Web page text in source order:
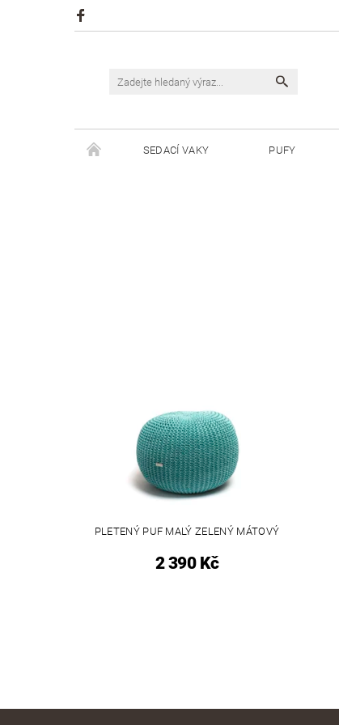
SEDACÍ VAKY PUFY
PLETENÝ PUF MALÝ ZELENÝ MÁTOVÝ
2 390 Kč